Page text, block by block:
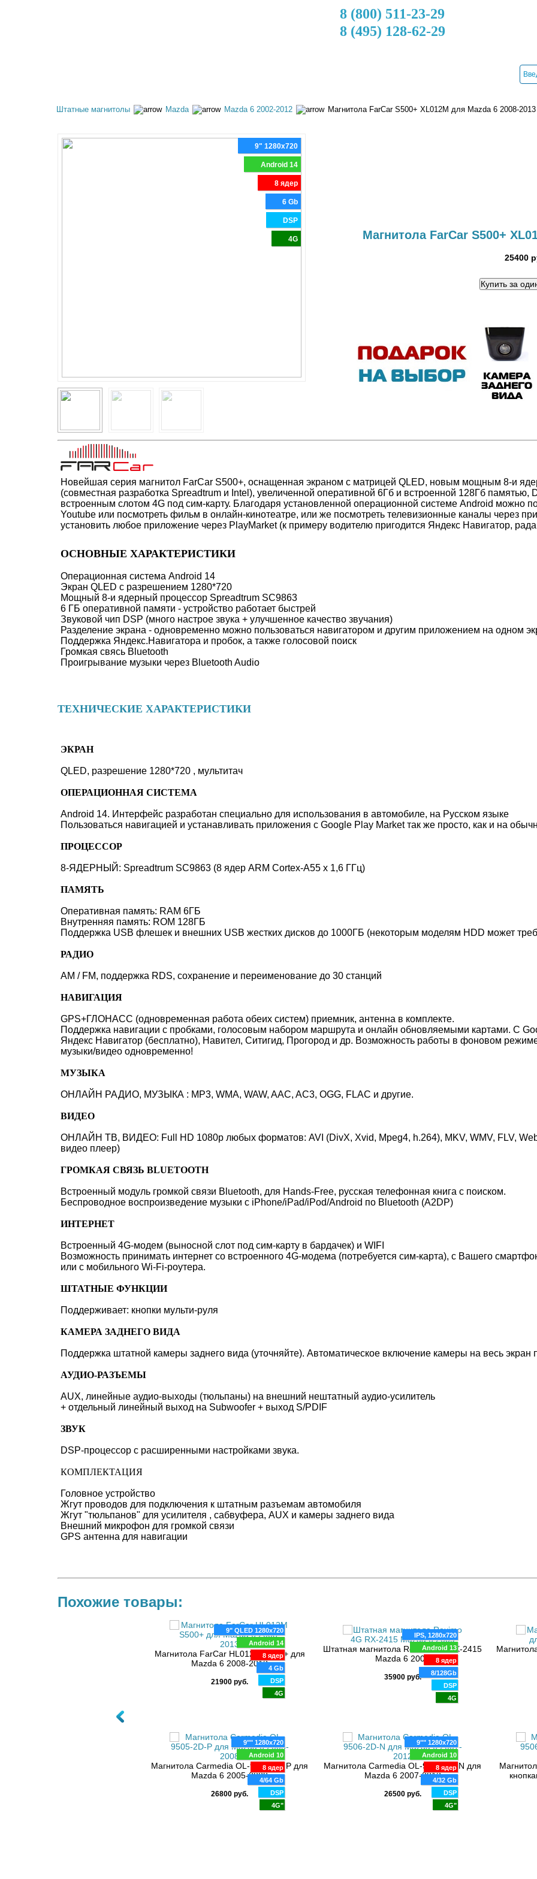
8 (800) 511-23-29
8 (495) 128-62-29
Штатные магнитолы Mazda Mazda 6 2002-2012 Магнитола FarCar S500+ XL012M для Mazda 6 2008-2013
9" 1280x720
Android 14
8 ядер
6 Gb
DSP
4G Магнитола FarCar S500+
25400
Новейшая серия магнитол FarCar S500+, оснащенная экраном c матрицей QLED, новым мощным 8-и
(совместная разработка Spreadtrum и Intel), увеличенной оперативной 6Гб и встроенной 128Гб памятью,
встроенным слотом 4G под сим-карту. Благодаря установленной операционной системе Android можно
Youtube или посмотреть фильм в онлайн-кинотеатре, или же посмотреть телевизионные каналы через
установить любое приложение через PlayMarket (к примеру водителю пригодится Яндекс Навигатор,
ОСНОВНЫЕ ХАРАКТЕРИСТИКИ
Операционная система Android 14
Экран QLED с разрешением 1280*720
Мощный 8-и ядерный процессор Spreadtrum SC9863
6 ГБ оперативной памяти - устройство работает быстрей
Звуковой чип DSP (много настрое звука + улучшенное качество звучания)
Разделение экрана - одновременно можно пользоваться навигатором и другим приложением на одном
Поддержка Яндекс.Навигатора и пробок, а также голосовой поиск
Громкая свясь Bluetooth
Проигрывание музыки через Bluetooth Audio
ТЕХНИЧЕСКИЕ ХАРАКТЕРИСТИКИ
ЭКРАН
QLED, разрешение 1280*720 , мультитач
ОПЕРАЦИОННАЯ СИСТЕМА
Android 14. Интерфейс разработан специально для использования в автомобиле, на Русском языке
Пользоваться навигацией и устанавливать приложения с Google Play Market так же просто, как и на
ПРОЦЕССОР
8-ЯДЕРНЫЙ: Spreadtrum SC9863 (8 ядер ARM Cortex-A55 x 1,6 ГГц)
ПАМЯТЬ
Оперативная память: RAM 6ГБ
Внутренняя память: ROM 128ГБ
Поддержка USB флешек и внешних USB жестких дисков до 1000ГБ (некоторым моделям HDD может
РАДИО
AM / FM, поддержка RDS, сохранение и переименование до 30 станций
НАВИГАЦИЯ
GPS+ГЛОНАСС (одновременная работа обеих систем) приемник, антенна в комплекте.
Поддержка навигации с пробками, голосовым набором маршрута и онлайн обновляемыми картами. С
Яндекс Навигатор (бесплатно), Навител, Ситигид, Прогород и др. Возможность работы в фоновом
музыки/видео одновременно!
МУЗЫКА
ОНЛАЙН РАДИО, МУЗЫКА : MP3, WMA, WAW, AAC, AC3, OGG, FLAC и другие.
ВИДЕО
ОНЛАЙН ТВ, ВИДЕО: Full HD 1080p любых форматов: AVI (DivX, Xvid, Mpeg4, h.264), MKV, WMV, FLV,
видео плеер)
ГРОМКАЯ СВЯЗЬ BLUETOOTH
Встроенный модуль громкой связи Bluetooth, для Hands-Free, русская телефонная книга с поиском.
Беспроводное воспроизведение музыки с iPhone/iPad/iPod/Android по Bluetooth (A2DP)
ИНТЕРНЕТ
Встроенный 4G-модем (выносной слот под сим-карту в бардачек) и WIFI
Возможность принимать интернет со встроенного 4G-модема (потребуется сим-карта), с Вашего
или с мобильного Wi-Fi-роутера.
ШТАТНЫЕ ФУНКЦИИ
Поддерживает: кнопки мульти-руля
КАМЕРА ЗАДНЕГО ВИДА
Поддержка штатной камеры заднего вида (уточняйте). Автоматическое включение камеры на весь
АУДИО-РАЗЪЕМЫ
AUX, линейные аудио-выходы (тюльпаны) на внешний нештатный аудио-усилитель
+ отдельный линейный выход на Subwoofer + выход S/PDIF
ЗВУК
DSP-процессор с расширенными настройками звука.
КОМПЛЕКТАЦИЯ
Головное устройство
Жгут проводов для подключения к штатным разъемам автомобиля
Жгут "тюльпанов" для усилителя , сабвуфера, AUX и камеры заднего вида
Внешний микрофон для громкой связи
GPS антенна для навигации
Похожие товары:
9" QLED 1280x720
Android 14
8 ядер
4 Gb
DSP
4G
Магнитола FarCar HL012M S500+ для
Mazda 6 2008-2013
21900 руб.
IPS, 1280x720
Android 13
8 ядер
8/128Gb
DSP
4G
Штатная магнитола Roximo 4G RX-2415
Mazda 6 2009
35900 руб.
9"" 1280x720
Android 10
8 ядер
4/64 Gb
DSP
4G"
Магнитола Carmedia OL-9505-2D-P для
Mazda 6 2005-2008
26800 руб.
9"" 1280x720
Android 10
8 ядер
4/32 Gb
DSP
4G"
Магнитола Carmedia OL-9506-2D-N для
Mazda 6 2007-2012
26500 руб.